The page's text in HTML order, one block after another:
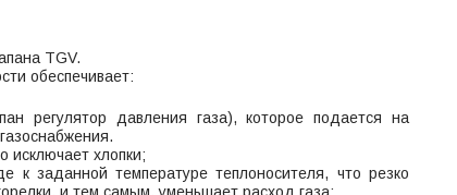
TGV.
обеспечивает:
регулятор давления газа), которое подается на
исключает хлопки;
заданной температуре теплоносителя, что резко